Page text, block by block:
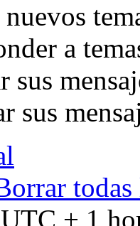
a
sus
sus
+ 1